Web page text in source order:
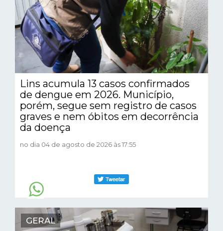
Lins acumula 13 casos confirmados
de dengue em 2026. Município,
porém, segue sem registro de casos
graves e nem óbitos em decorrência
da doença
no dia 04 de agosto de 2026 às 17:55
GERAL